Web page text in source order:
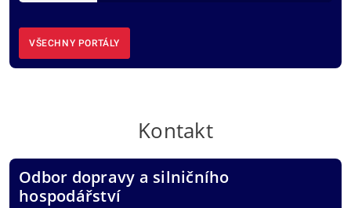
VŠECHNY PORTÁLY
Kontakt
Odbor dopravy a silničního
hospodářství